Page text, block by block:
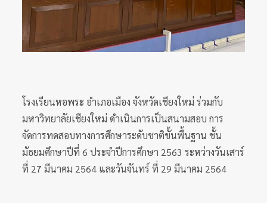
โรงเรียนหอพระ อำเภอเมือง จังหวัดเชียงใหม่ ร่วมกับ
มหาวิทยาลัยเชียงใหม่ ดำเนินการเป็นสนามสอบ การ
จัดการทดสอบทางการศึกษาระดับชาติขั้นพื้นฐาน ชั้น
มัธยมศึกษาปีที่ 6 ประจำปีการศึกษา 2563 ระหว่างวันเสาร์
ที่ 27 มีนาคม 2564 และวันจันทร์ ที่ 29 มีนาคม 2564